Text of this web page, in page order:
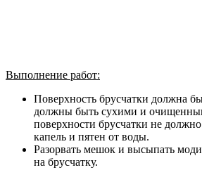
Выполнение работ:
Поверхность брусчатки должна
должны быть сухими и
поверхности брусчатки не
капель и пятен от воды.
Разорвать мешок и высыпать
на брусчатку.